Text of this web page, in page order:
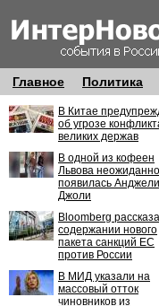
Главное Политика
В Китае
об угрозе
великих держав
В одной из кофеен
Львова неожиданно
появилась
Джоли
Bloomberg
содержании нового
пакета санкций ЕС
против России
В МИД указали на
массовый отток
чиновников из